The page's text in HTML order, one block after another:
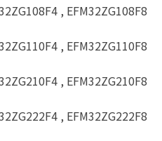
, EFM32ZG108F8
, EFM32ZG110F8
, EFM32ZG210F8
, EFM32ZG222F8